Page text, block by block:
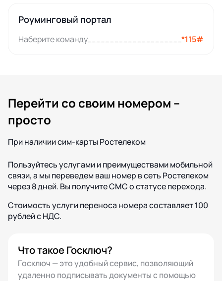
Роуминговый портал
Наберите команду *115#
Перейти со своим номером –
просто
При наличии сим-карты Ростелеком
Пользуйтесь услугами и преимуществами мобильной
связи, а мы переведем ваш номер в сеть Ростелеком
через 8 дней. Вы получите СМС о статусе перехода.
Стоимость услуги переноса номера составляет 100
рублей с НДС.
Что такое Госключ?
Госключ — это удобный сервис, позволяющий
удаленно подписывать документы с помощью